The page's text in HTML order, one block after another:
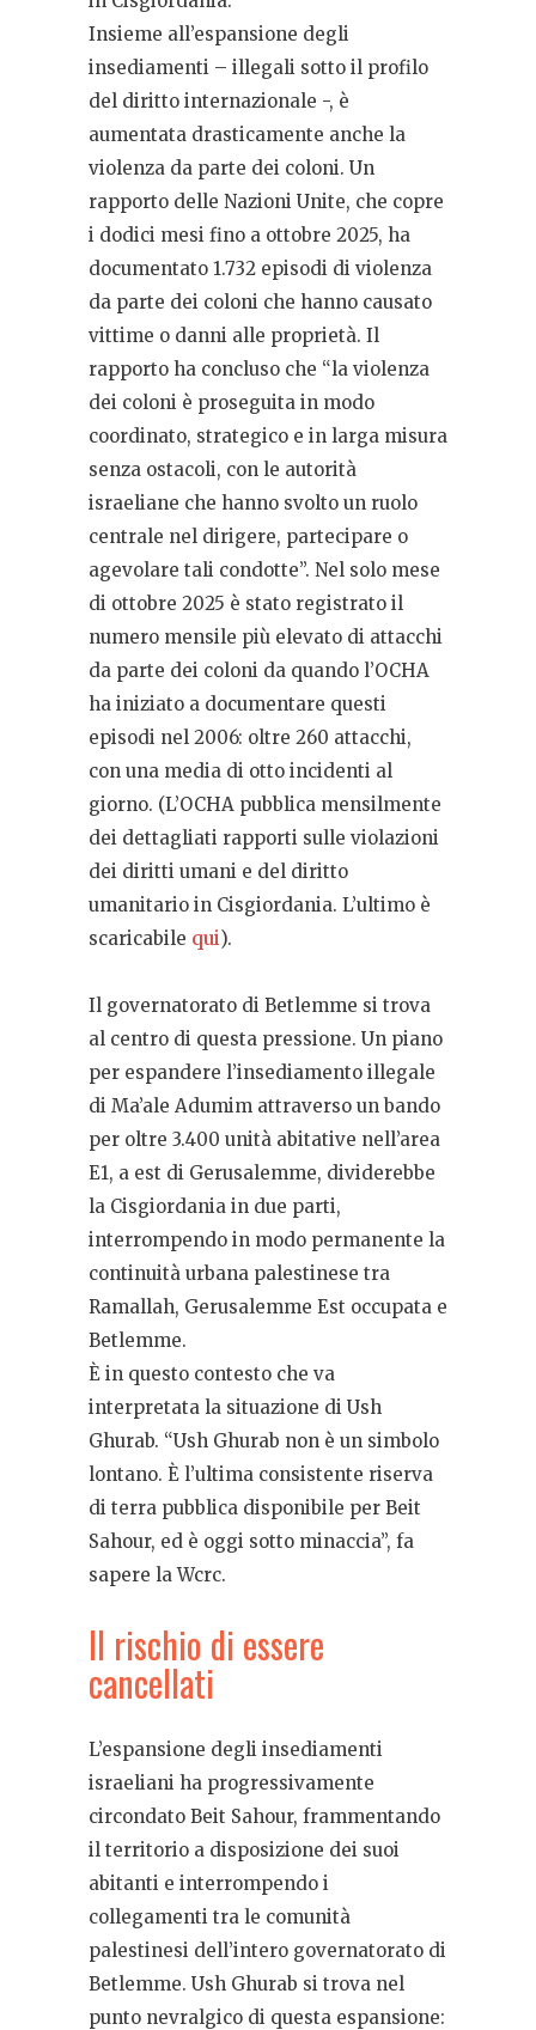
Insieme all’espansione degli
insediamenti – illegali sotto il profilo
del diritto internazionale -, è
aumentata drasticamente anche la
violenza da parte dei coloni. Un
rapporto delle Nazioni Unite, che copre
i dodici mesi fino a ottobre 2025, ha
documentato 1.732 episodi di violenza
da parte dei coloni che hanno causato
vittime o danni alle proprietà. Il
rapporto ha concluso che “la violenza
dei coloni è proseguita in modo
coordinato, strategico e in larga misura
senza ostacoli, con le autorità
israeliane che hanno svolto un ruolo
centrale nel dirigere, partecipare o
agevolare tali condotte”. Nel solo mese
di ottobre 2025 è stato registrato il
numero mensile più elevato di attacchi
da parte dei coloni da quando l’OCHA
ha iniziato a documentare questi
episodi nel 2006: oltre 260 attacchi,
con una media di otto incidenti al
giorno. (L’OCHA pubblica mensilmente
dei dettagliati rapporti sulle violazioni
dei diritti umani e del diritto
umanitario in Cisgiordania. L’ultimo è
scaricabile qui).
Il governatorato di Betlemme si trova
al centro di questa pressione. Un piano
per espandere l’insediamento illegale
di Ma’ale Adumim attraverso un bando
per oltre 3.400 unità abitative nell’area
E1, a est di Gerusalemme, dividerebbe
la Cisgiordania in due parti,
interrompendo in modo permanente la
continuità urbana palestinese tra
Ramallah, Gerusalemme Est occupata e
Betlemme.
È in questo contesto che va
interpretata la situazione di Ush
Ghurab. “Ush Ghurab non è un simbolo
lontano. È l’ultima consistente riserva
di terra pubblica disponibile per Beit
Sahour, ed è oggi sotto minaccia”, fa
sapere la Wcrc.
Il rischio di essere
cancellati
L’espansione degli insediamenti
israeliani ha progressivamente
circondato Beit Sahour, frammentando
il territorio a disposizione dei suoi
abitanti e interrompendo i
collegamenti tra le comunità
palestinesi dell’intero governatorato di
Betlemme. Ush Ghurab si trova nel
punto nevralgico di questa espansione: